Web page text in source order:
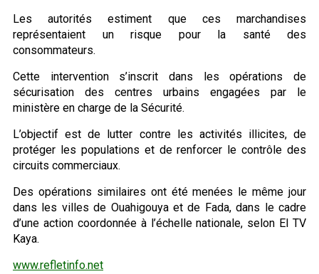
Les autorités estiment que ces marchandises
représentaient un risque pour la santé des
consommateurs.
Cette intervention s’inscrit dans les opérations de
sécurisation des centres urbains engagées par le
ministère en charge de la Sécurité.
L’objectif est de lutter contre les activités illicites, de
protéger les populations et de renforcer le contrôle des
circuits commerciaux.
Des opérations similaires ont été menées le même jour
dans les villes de Ouahigouya et de Fada, dans le cadre
d’une action coordonnée à l’échelle nationale, selon El TV
Kaya.
www.refletinfo.net